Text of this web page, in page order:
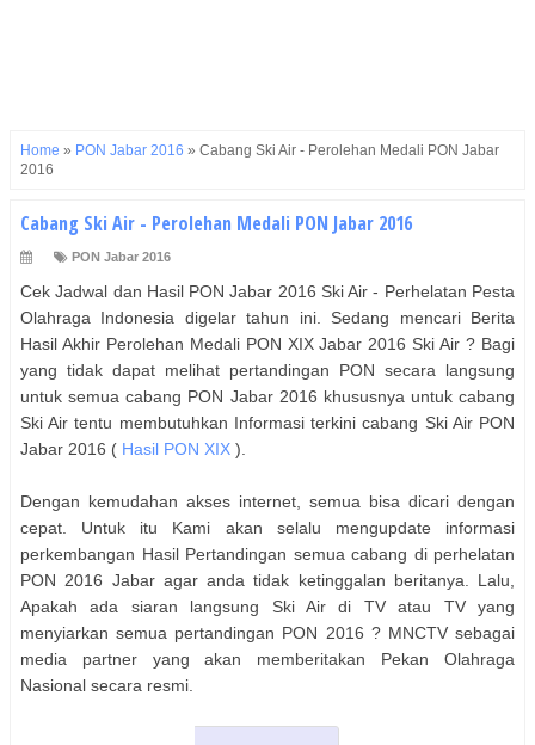
Home » PON Jabar 2016 » Cabang Ski Air - Perolehan Medali PON Jabar
2016
Cabang Ski Air - Perolehan Medali PON Jabar 2016
PON Jabar 2016
Cek Jadwal dan Hasil PON Jabar 2016 Ski Air - Perhelatan Pesta
Olahraga Indonesia digelar tahun ini. Sedang mencari Berita
Hasil Akhir Perolehan Medali PON XIX Jabar 2016 Ski Air ? Bagi
yang tidak dapat melihat pertandingan PON secara langsung
untuk semua cabang PON Jabar 2016 khususnya untuk cabang
Ski Air tentu membutuhkan Informasi terkini cabang Ski Air PON
Jabar 2016 ( Hasil PON XIX ).
Dengan kemudahan akses internet, semua bisa dicari dengan
cepat. Untuk itu Kami akan selalu mengupdate informasi
perkembangan Hasil Pertandingan semua cabang di perhelatan
PON 2016 Jabar agar anda tidak ketinggalan beritanya. Lalu,
Apakah ada siaran langsung Ski Air di TV atau TV yang
menyiarkan semua pertandingan PON 2016 ? MNCTV sebagai
media partner yang akan memberitakan Pekan Olahraga
Nasional secara resmi.